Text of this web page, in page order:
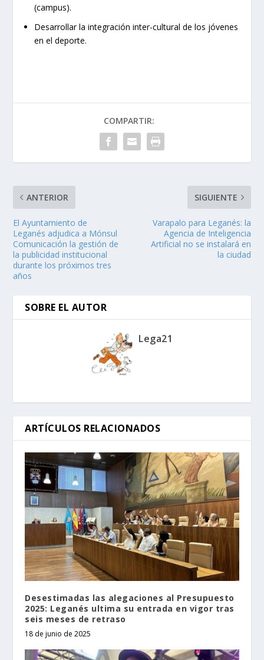
(campus).
Desarrollar la integración inter-cultural de los jóvenes
en el deporte.
COMPARTIR:
ANTERIOR
El Ayuntamiento de
Leganés adjudica a Mónsul
Comunicación la gestión de
la publicidad institucional
durante los próximos tres
años
SIGUIENTE
Varapalo para Leganés: la
Agencia de Inteligencia
Artificial no se instalará en
la ciudad
SOBRE EL AUTOR
Lega21
ARTÍCULOS RELACIONADOS
Desestimadas las alegaciones al Presupuesto
2025: Leganés ultima su entrada en vigor tras
seis meses de retraso
18 de junio de 2025